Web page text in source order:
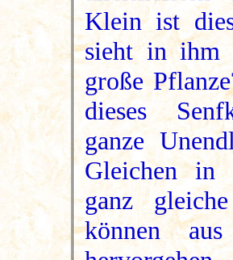
Klein ist
sieht in ihm
große
dieses
ganze
Gleichen in
ganz
können